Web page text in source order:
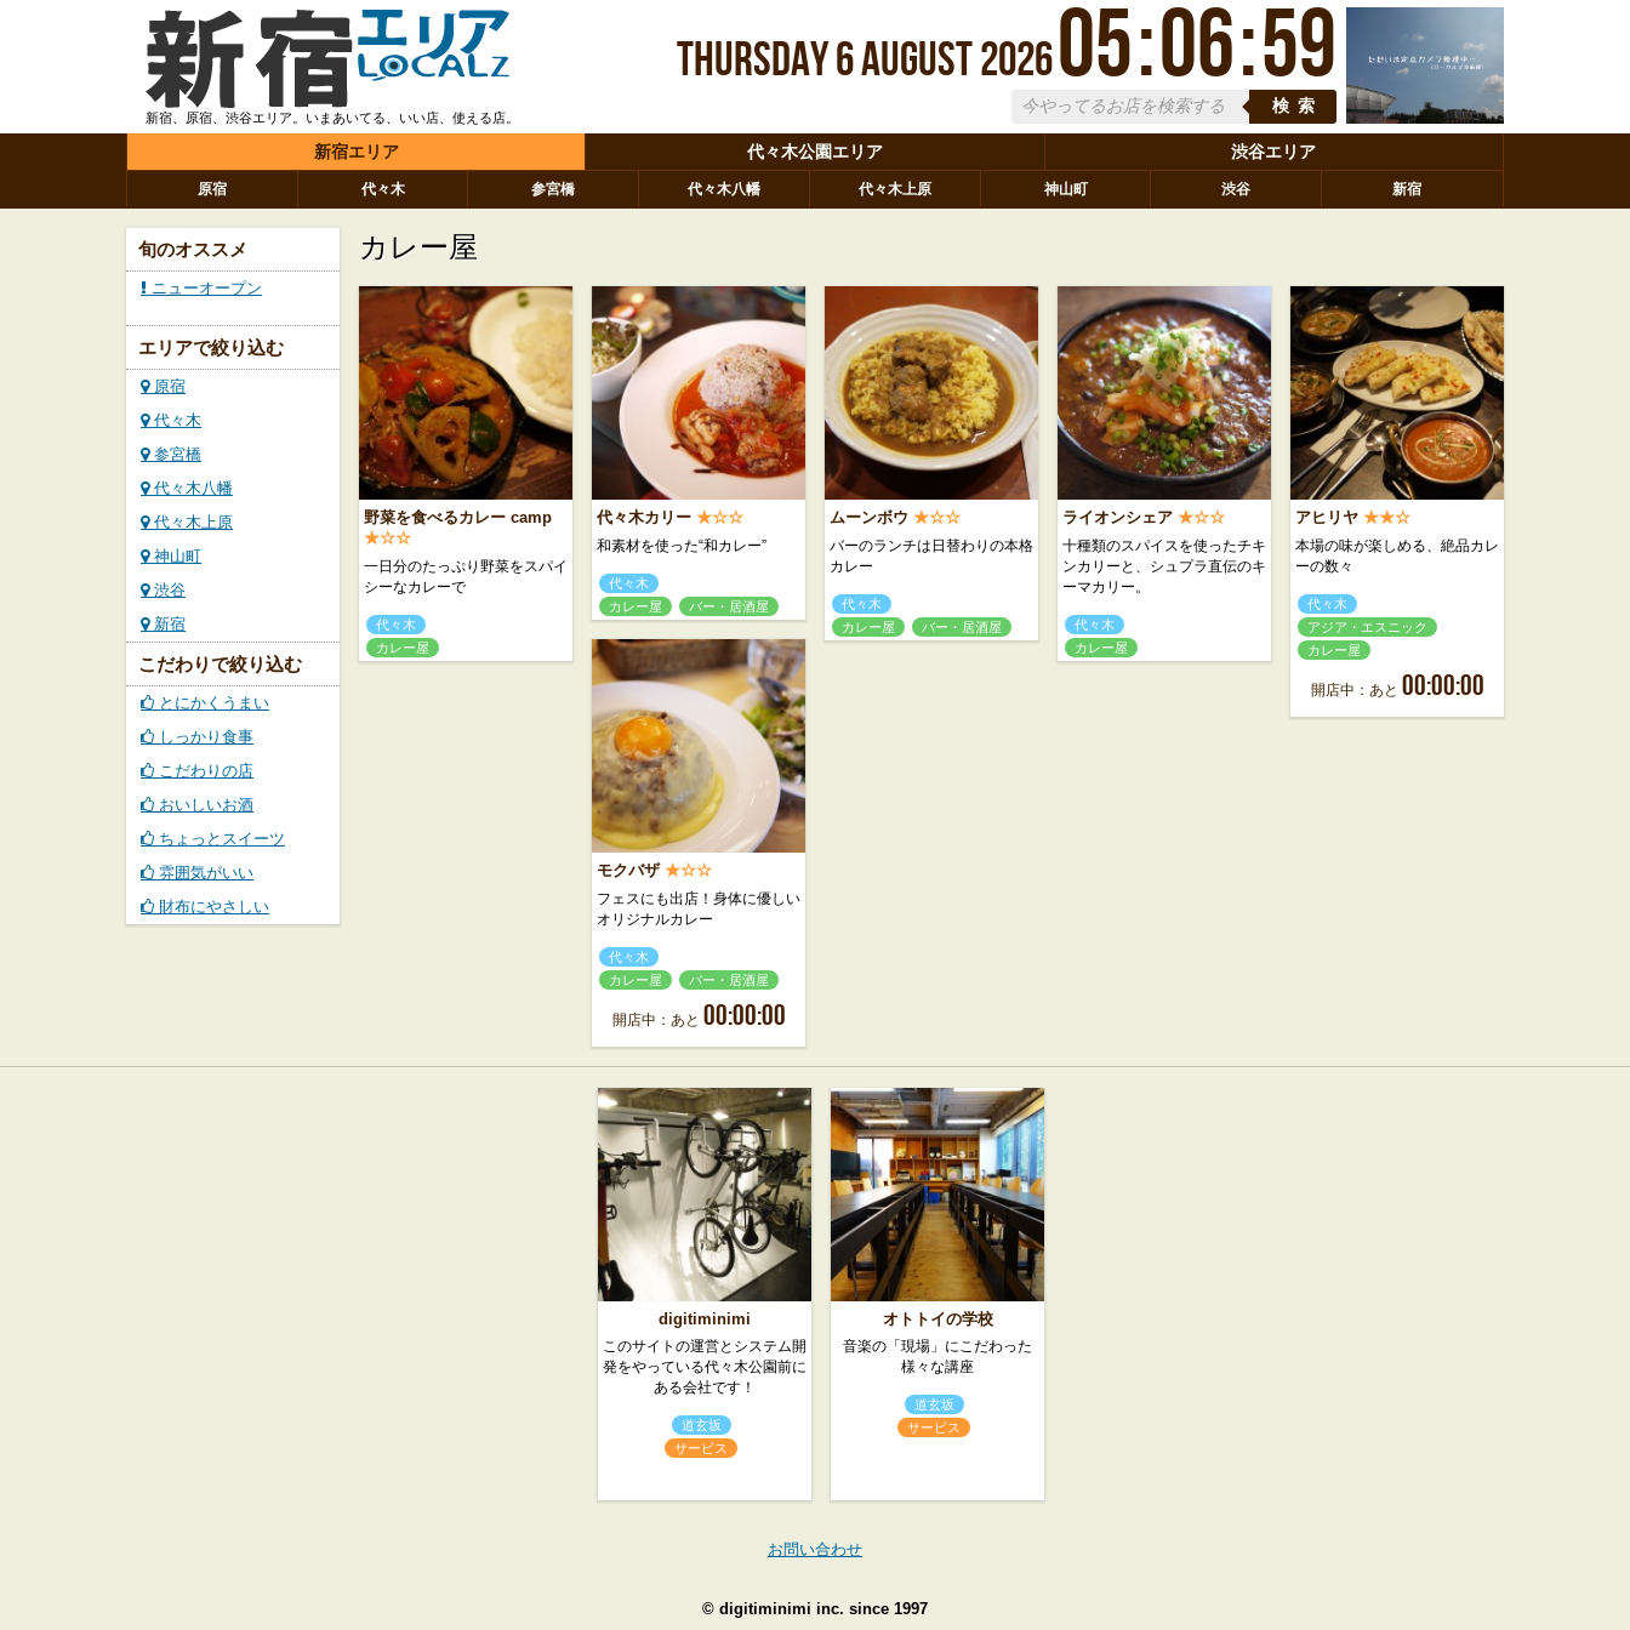
新宿、原宿、渋谷エリア。いまあいてる、いい店、使える店。
Thursday6August202605:07:00
検索
新宿エリア 代々木公園エリア 渋谷エリア
原宿 代々木 参宮橋 代々木八幡 代々木上原 神山町 渋谷 新宿
旬のオススメ
ニューオープン
エリアで絞り込む
原宿
代々木
参宮橋
代々木八幡
代々木上原
神山町
渋谷
新宿
こだわりで絞り込む
とにかくうまい
しっかり食事
こだわりの店
おいしいお酒
ちょっとスイーツ
雰囲気がいい
財布にやさしい
カレー屋
野菜を食べるカレー camp
★☆☆
一日分のたっぷり野菜をスパイ
シーなカレーで
代々木
カレー屋
代々木カリー ★☆☆
和素材を使った“和カレー”
代々木
カレー屋
バー・居酒屋
ムーンボウ ★☆☆
バーのランチは日替わりの本格
カレー
代々木
カレー屋
バー・居酒屋
ライオンシェア ★☆☆
十種類のスパイスを使ったチキ
ンカリーと、シュプラ直伝のキ
ーマカリー。
代々木
カレー屋
アヒリヤ ★★☆
本場の味が楽しめる、絶品カレ
ーの数々
代々木
アジア・エスニック
カレー屋
開店中：あと 00:00:00
モクバザ ★☆☆
フェスにも出店！身体に優しい
オリジナルカレー
代々木
カレー屋
バー・居酒屋
開店中：あと 00:00:00
digitiminimi
このサイトの運営とシステム開
発をやっている代々木公園前に
ある会社です！
道玄坂
サービス
オトトイの学校
音楽の「現場」にこだわった
様々な講座
道玄坂
サービス
お問い合わせ
© digitiminimi inc. since 1997